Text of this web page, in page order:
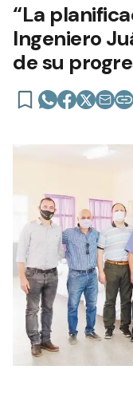
“La
Ingeniero
de su